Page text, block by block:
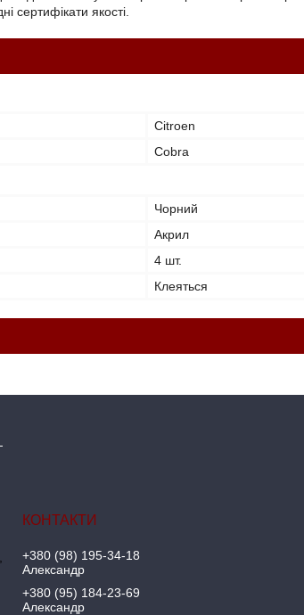
сертифікати якості.
Citroen
Cobra
Чорний
Акрил
4 шт.
Клеяться
+380 (98) 195-34-18
Александр
+380 (95) 184-23-69
Александр